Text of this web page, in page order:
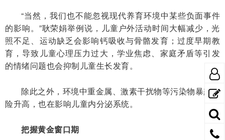
“当然，我们也不能忽视现代养育环境中某些负面事件
的影响。”耿荣娟举例说，儿童户外活动时间大幅减少，光
照不足、运动缺乏会影响钙吸收与骨骼发育；过度早期教
育，导致儿童心理压力过大，学业焦虑、家庭矛盾等引发
的情绪问题也会抑制儿童生长发育。
除此之外，环境中重金属、激素干扰物等污染物暴露风
险升高，也在影响儿童内分泌系统。
把握黄金窗口期